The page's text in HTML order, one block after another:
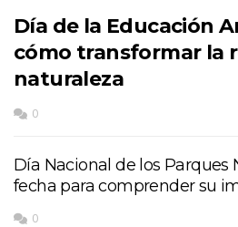
Día de la Educación
cómo transformar la
naturaleza
0
Día Nacional de los Parques
fecha para comprender su
0